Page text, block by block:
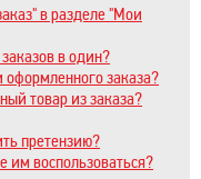
в разделе "Мои
в один?
заказа?
товар из заказа?
претензию?
им воспользоваться?